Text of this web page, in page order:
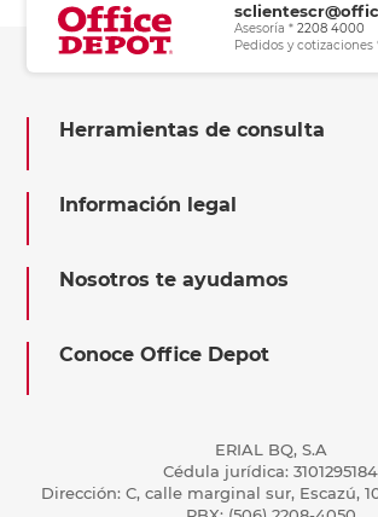
Asesoría *2208 4000
Pedidos y
Herramientas de consulta
Información legal
Nosotros te ayudamos
Conoce Office Depot
ERIAL BQ, S.A
Cédula jurídica: 3101295184
Dirección: C, calle marginal sur, Escazú,